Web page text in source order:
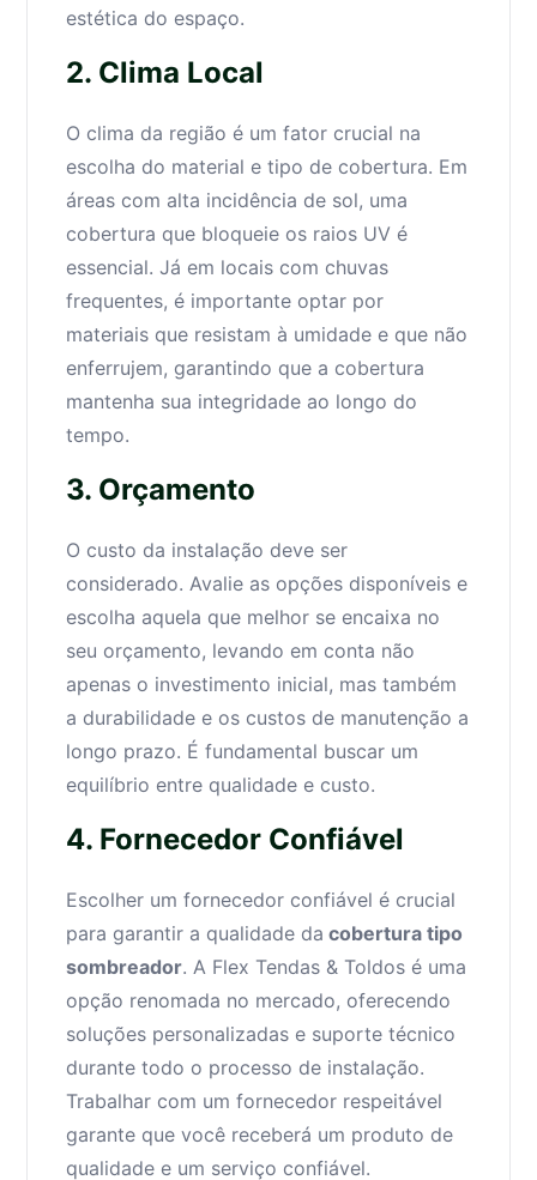
estética do espaço.
2. Clima Local
O clima da região é um fator crucial na
escolha do material e tipo de cobertura. Em
áreas com alta incidência de sol, uma
cobertura que bloqueie os raios UV é
essencial. Já em locais com chuvas
frequentes, é importante optar por
materiais que resistam à umidade e que não
enferrujem, garantindo que a cobertura
mantenha sua integridade ao longo do
tempo.
3. Orçamento
O custo da instalação deve ser
considerado. Avalie as opções disponíveis e
escolha aquela que melhor se encaixa no
seu orçamento, levando em conta não
apenas o investimento inicial, mas também
a durabilidade e os custos de manutenção a
longo prazo. É fundamental buscar um
equilíbrio entre qualidade e custo.
4. Fornecedor Confiável
Escolher um fornecedor confiável é crucial
para garantir a qualidade da cobertura tipo
sombreador. A Flex Tendas & Toldos é uma
opção renomada no mercado, oferecendo
soluções personalizadas e suporte técnico
durante todo o processo de instalação.
Trabalhar com um fornecedor respeitável
garante que você receberá um produto de
qualidade e um serviço confiável.